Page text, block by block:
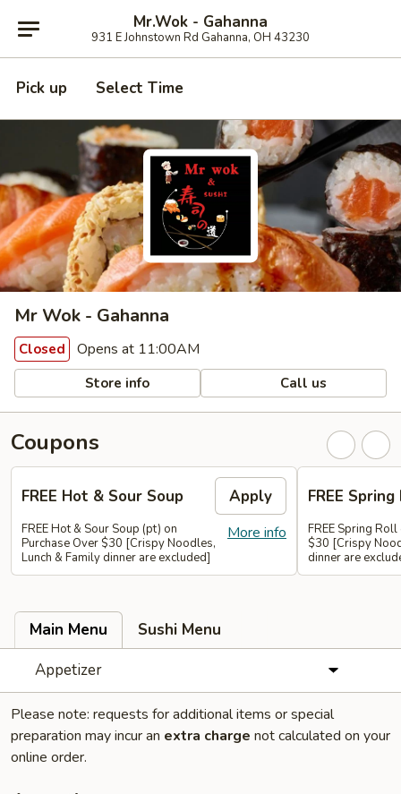
Mr.Wok - Gahanna
931 E Johnstown Rd Gahanna, OH 43230
Pick up Select Time
Mr Wok - Gahanna
Closed Opens at 11:00AM
Store info Call us
Coupons
FREE Hot & Sour Soup Apply
More info
FREE Hot & Sour Soup (pt) on
Purchase Over $30 [Crispy Noodles,
Lunch & Family dinner are excluded]
FREE
FREE Spring
$30 [Crispy
dinner are
Main Menu
Sushi Menu
Appetizer
Please note: requests for additional items or special
preparation may incur an extra charge not calculated on your
online order.